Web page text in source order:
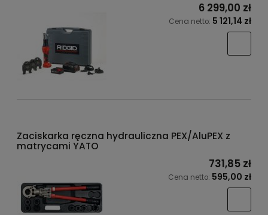
6 299,00 zł
Cena netto: 5 121,14 zł
Zaciskarka ręczna hydrauliczna PEX/AluPEX z
matrycami YATO
731,85 zł
Cena netto: 595,00 zł